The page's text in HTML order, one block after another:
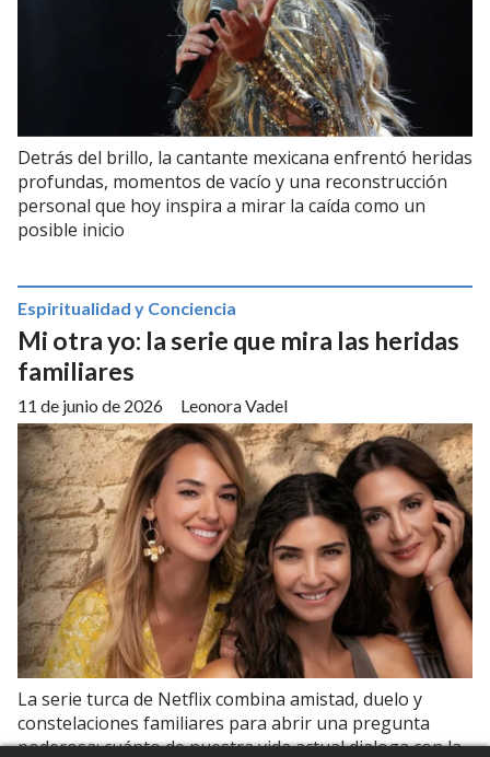
Detrás del brillo, la cantante mexicana enfrentó heridas
profundas, momentos de vacío y una reconstrucción
personal que hoy inspira a mirar la caída como un
posible inicio
Mi otra yo: la serie que mira las heridas
familiares
Leonora Vadel
Espiritualidad y Conciencia
11 de junio de 2026
La serie turca de Netflix combina amistad, duelo y
constelaciones familiares para abrir una pregunta
poderosa: cuánto de nuestra vida actual dialoga con la